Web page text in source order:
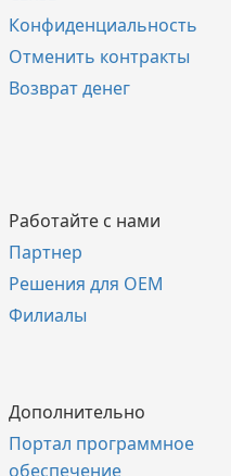
Конфиденциальность
Отменить контракты
Возврат денег
Работайте с нами
Партнер
Решения для OEM
Филиалы
Дополнительно
Портал программное
обеспечение